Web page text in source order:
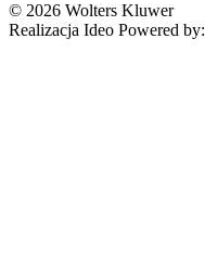
© 2026 Wolters Kluwer
Realizacja Ideo Powered by: